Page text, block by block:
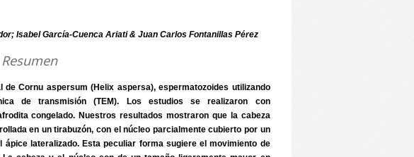
Isabel García-Cuenca Ariati & Juan Carlos Fontanillas Pérez
Resumen
Cornu aspersum (Helix aspersa), espermatozoides utilizando
de transmisión (TEM). Los estudios se realizaron con
congelado. Nuestros resultados mostraron que la cabeza
en un tirabuzón, con el núcleo parcialmente cubierto por un
lateralizado. Esta peculiar forma sugiere el movimiento de